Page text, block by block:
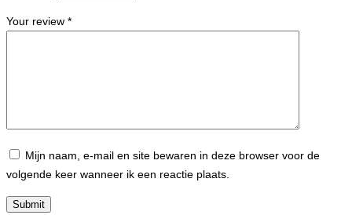
Your review *
Mijn naam, e-mail en site bewaren in deze browser voor de
volgende keer wanneer ik een reactie plaats.